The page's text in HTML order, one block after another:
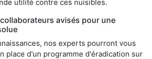
utilité contre ces nuisibles.
avisés pour une
nos experts pourront vous
place d'un programme d'éradication sur